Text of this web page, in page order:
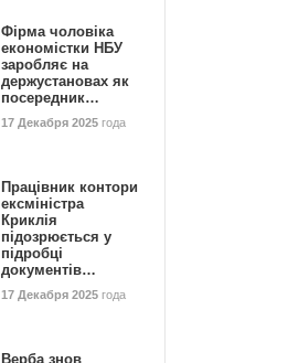
Фірма чоловіка
економістки НБУ
заробляє на
держустановах як
посередник…
17 Декабря 2025 года
Працівник контори
ексміністра
Криклія
підозрюється у
підробці
документів…
17 Декабря 2025 года
Верба знов